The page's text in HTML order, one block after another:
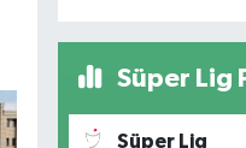
Süper Lig
Süper Lig